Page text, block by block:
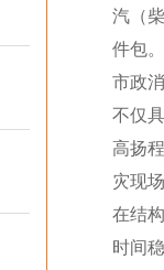
汽（
件包。
市政
不仅
高扬
灾现
在结
时间